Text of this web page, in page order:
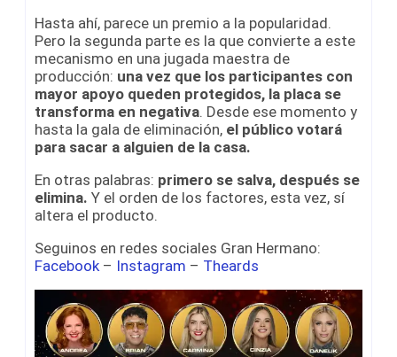
Hasta ahí, parece un premio a la popularidad.
Pero la segunda parte es la que convierte a este
mecanismo en una jugada maestra de
producción: una vez que los participantes con
mayor apoyo queden protegidos, la placa se
transforma en negativa. Desde ese momento y
hasta la gala de eliminación, el público votará
para sacar a alguien de la casa.
En otras palabras: primero se salva, después se
elimina. Y el orden de los factores, esta vez, sí
altera el producto.
Seguinos en redes sociales Gran Hermano:
Facebook – Instagram – Theards